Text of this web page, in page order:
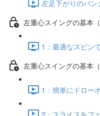
左足下がりのバ
左重心スイングの基本（
1：最適なスピン
左重心スイングの基本（
1：簡単にドロー
2：スライスをフ